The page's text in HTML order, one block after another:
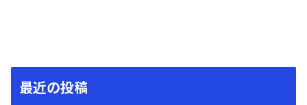
最近の投稿